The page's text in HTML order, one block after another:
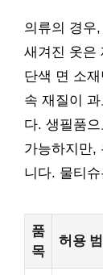
의류의 경우
새겨진 옷은
단색 면 소
속 재질이
다. 생필품
가능하지만,
니다. 물티
품
목
허용